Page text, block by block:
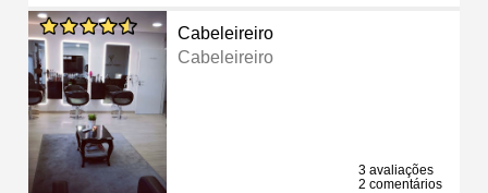
Cabeleireiro
Cabeleireiro
3 avaliações
2 comentários